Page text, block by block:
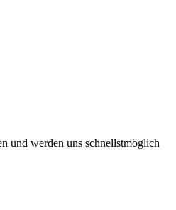
und werden uns schnellstmöglich